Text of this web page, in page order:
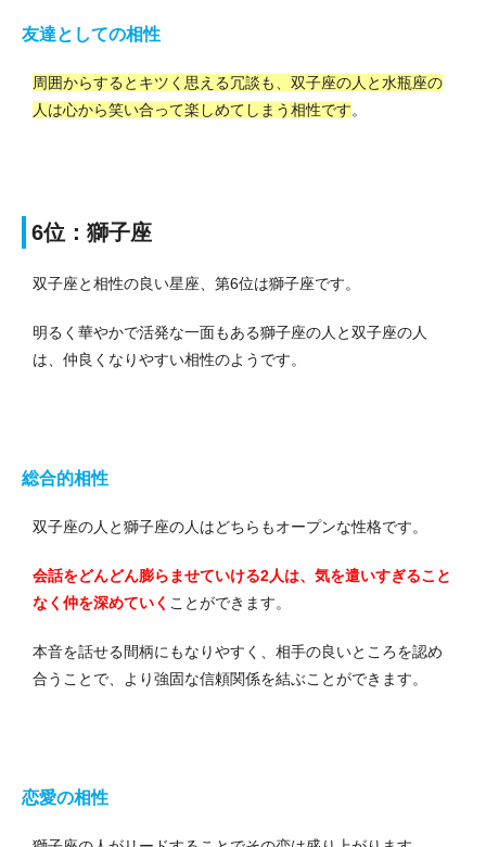
友達としての相性
周囲からするとキツく思える冗談も、双子座の人と水瓶座の
人は心から笑い合って楽しめてしまう相性です。
6位：獅子座
双子座と相性の良い星座、第6位は獅子座です。
明るく華やかで活発な一面もある獅子座の人と双子座の人
は、仲良くなりやすい相性のようです。
総合的相性
双子座の人と獅子座の人はどちらもオープンな性格です。
会話をどんどん膨らませていける2人は、気を遣いすぎること
なく仲を深めていく ことができます。
本音を話せる間柄にもなりやすく、相手の良いところを認め
合うことで、より強固な信頼関係を結ぶことができます。
恋愛の相性